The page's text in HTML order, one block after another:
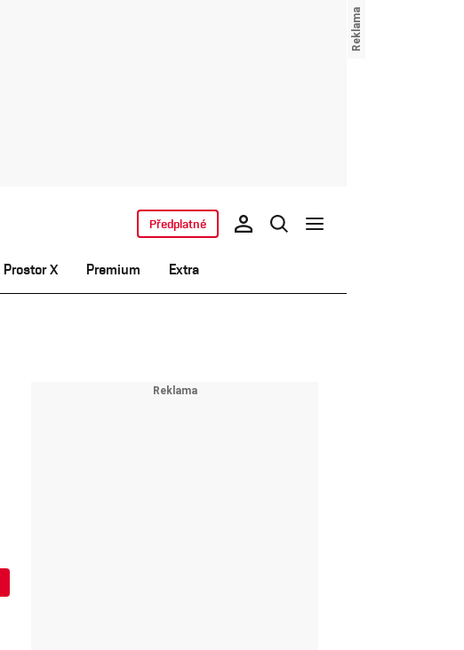
Prostor X Premium Extra
Předplatné